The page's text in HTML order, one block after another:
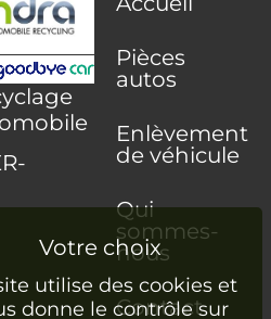
Pièces
autos
Enlèvement
de véhicule
Qui
sommes-
nous
Contact
utilise des cookies et
donne le contrôle sur